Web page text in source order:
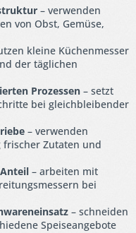
– verwenden
von Obst, Gemüse,
kleine Küchenmesser
der täglichen
Prozessen – setzt
bei gleichbleibender
– verwenden
frischer Zutaten und
– arbeiten mit
bei
– schneiden
Speiseangebote